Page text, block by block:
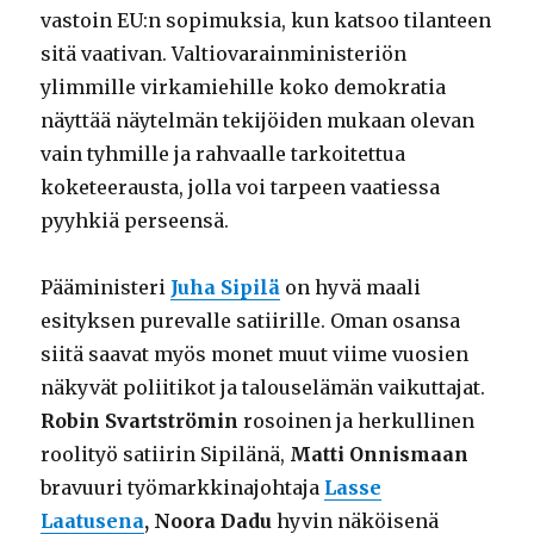
vastoin EU:n sopimuksia, kun katsoo tilanteen
sitä vaativan. Valtiovarainministeriön
ylimmille virkamiehille koko demokratia
näyttää näytelmän tekijöiden mukaan olevan
vain tyhmille ja rahvaalle tarkoitettua
koketeerausta, jolla voi tarpeen vaatiessa
pyyhkiä perseensä.
Pääministeri Juha Sipilä on hyvä maali
esityksen purevalle satiirille. Oman osansa
siitä saavat myös monet muut viime vuosien
näkyvät poliitikot ja talouselämän vaikuttajat.
Robin Svartströmin rosoinen ja herkullinen
roolityö satiirin Sipilänä, Matti Onnismaan
bravuuri työmarkkinajohtaja Lasse
Laatusena, Noora Daduhyvin näköisenä